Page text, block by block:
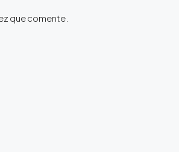
que comente.